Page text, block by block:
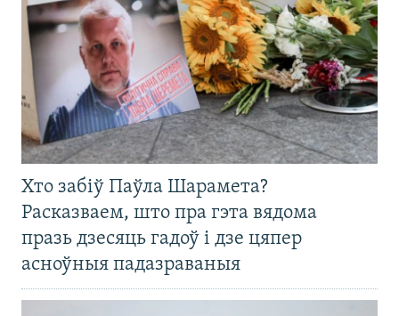
Хто забіў Паўла Шарамета?
Расказваем, што пра гэта вядома
празь дзесяць гадоў і дзе цяпер
асноўныя падазраваныя